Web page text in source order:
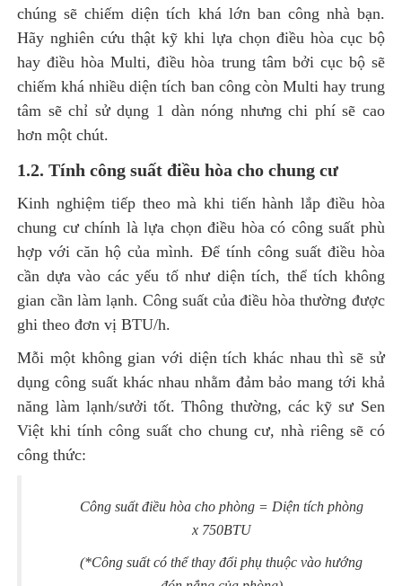
chúng sẽ chiếm diện tích khá lớn ban công nhà bạn.
Hãy nghiên cứu thật kỹ khi lựa chọn điều hòa cục bộ
hay điều hòa Multi, điều hòa trung tâm bởi cục bộ sẽ
chiếm khá nhiều diện tích ban công còn Multi hay trung
tâm sẽ chỉ sử dụng 1 dàn nóng nhưng chi phí sẽ cao
hơn một chút.
1.2. Tính công suất điều hòa cho chung cư
Kinh nghiệm tiếp theo mà khi tiến hành lắp điều hòa
chung cư chính là lựa chọn điều hòa có công suất phù
hợp với căn hộ của mình. Để tính công suất điều hòa
cần dựa vào các yếu tố như diện tích, thể tích không
gian cần làm lạnh. Công suất của điều hòa thường được
ghi theo đơn vị BTU/h.
Mỗi một không gian với diện tích khác nhau thì sẽ sử
dụng công suất khác nhau nhằm đảm bảo mang tới khả
năng làm lạnh/sưởi tốt. Thông thường, các kỹ sư Sen
Việt khi tính công suất cho chung cư, nhà riêng sẽ có
công thức:
Công suất điều hòa cho phòng = Diện tích phòng
x 750BTU
(*Công suất có thể thay đổi phụ thuộc vào hướng